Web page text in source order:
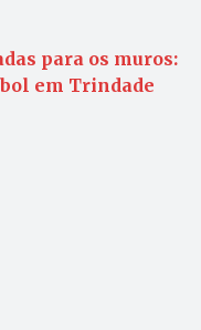
para os muros:
em Trindade